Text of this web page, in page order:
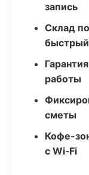
запись
Склад
быстрый
работы
сметы
Кофе-
с Wi‑Fi